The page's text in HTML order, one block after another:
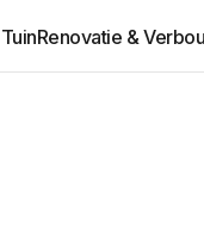
Renovatie &